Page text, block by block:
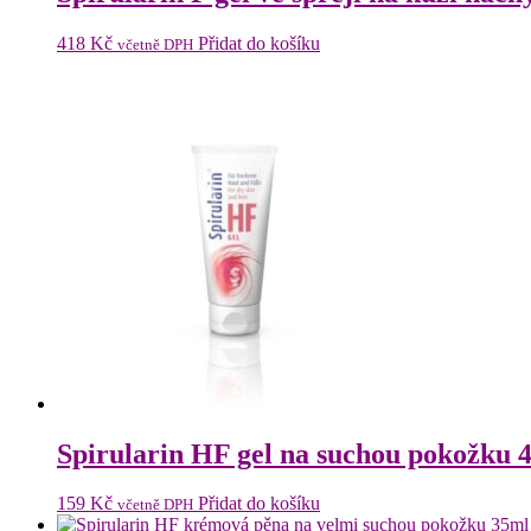
418 Kč včetně DPH Přidat do košíku
Spirularin HF gel na suchou pokožku
159 Kč včetně DPH Přidat do košíku